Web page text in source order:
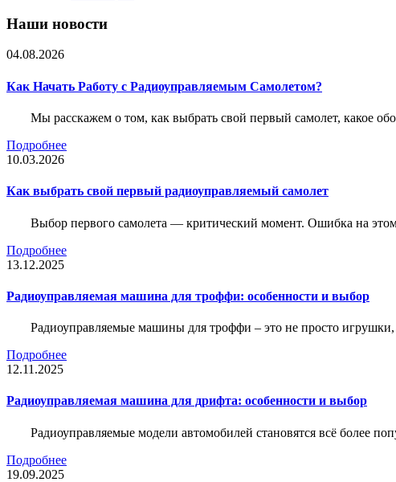
Наши новости
04.08.2026
Как Начать Работу с Радиоуправляемым Самолетом?
Мы расскажем о том, как выбрать свой первый самолет, какое
Подробнее
10.03.2026
Как выбрать свой первый радиоуправляемый самолет
Выбор первого самолета — критический момент. Ошибка на
Подробнее
13.12.2025
Радиоуправляемая машина для троффи: особенности и выбор
Радиоуправляемые машины для троффи – это не просто
Подробнее
12.11.2025
Радиоуправляемая машина для дрифта: особенности и выбор
Радиоуправляемые модели автомобилей становятся всё более
Подробнее
19.09.2025